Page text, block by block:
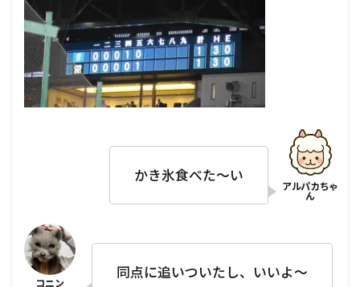
かき氷食べた～い
同点に追いついたし、いいよ～